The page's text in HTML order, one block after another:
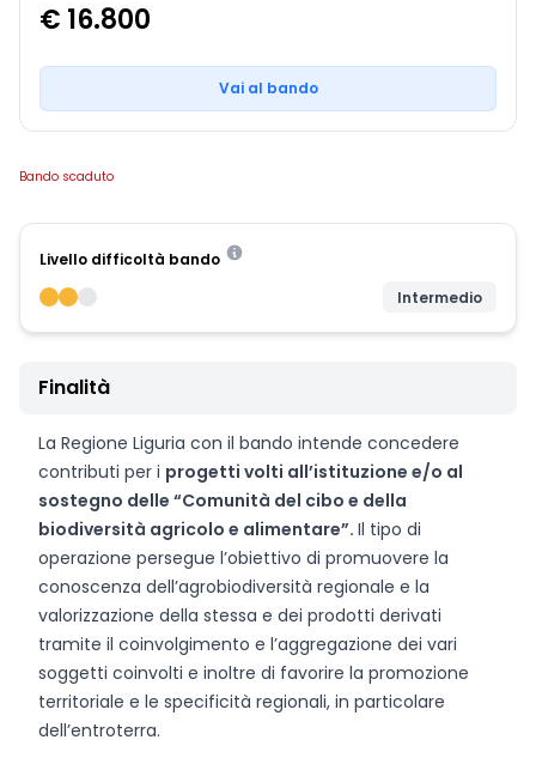
€ 16.800
Vai al bando
Bando scaduto
Livello difficoltà bando
Intermedio
Finalità
La Regione Liguria con il bando intende concedere
contributi per i progetti volti all’istituzione e/o al
sostegno delle “Comunità del cibo e della
biodiversità agricolo e alimentare”. Il tipo di
operazione persegue l’obiettivo di promuovere la
conoscenza dell’agrobiodiversità regionale e la
valorizzazione della stessa e dei prodotti derivati
tramite il coinvolgimento e l’aggregazione dei vari
soggetti coinvolti e inoltre di favorire la promozione
territoriale e le specificità regionali, in particolare
dell’entroterra.